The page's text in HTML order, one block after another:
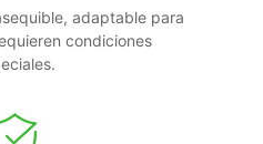
adaptable para
condiciones